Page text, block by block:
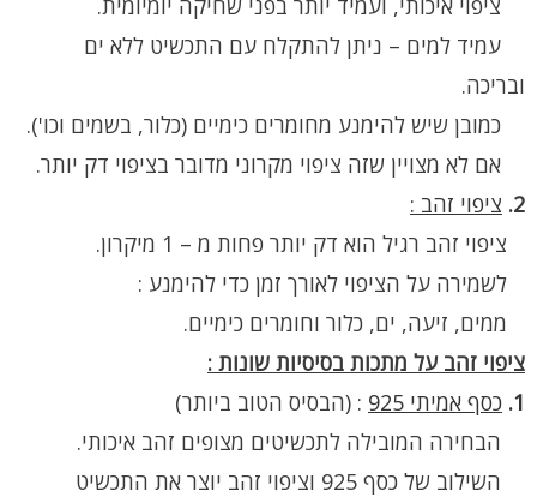
ציפוי איכותי, ועמיד יותר בפני שחיקה יומיומית.
עמיד למים – ניתן להתקלח עם התכשיט ללא ים
ובריכה.
כמובן שיש להימנע מחומרים כימיים (כלור, בשמים וכו').
אם לא מצויין שזה ציפוי מקרוני מדובר בציפוי דק יותר.
2. ציפוי זהב :
ציפוי זהב רגיל הוא דק יותר פחות מ – 1 מיקרון.
לשמירה על הציפוי לאורך זמן כדי להימנע :
ממים, זיעה, ים, כלור וחומרים כימיים.
ציפוי זהב על מתכות בסיסיות שונות :
1. כסף אמיתי 925 : (הבסיס הטוב ביותר)
הבחירה המובילה לתכשיטים מצופים זהב איכותי.
השילוב של כסף 925 וציפוי זהב יוצר את התכשיט